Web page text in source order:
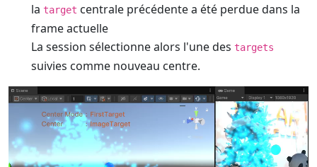
la target centrale précédente a été perdue dans la
frame actuelle
La session sélectionne alors l'une des targets
suivies comme nouveau centre.